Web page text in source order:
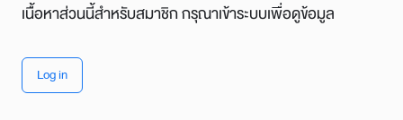
เนื้อหาส่วนนี้สำหรับสมาชิก กรุณาเข้าระบบเพื่อดูข้อมูล
Log in